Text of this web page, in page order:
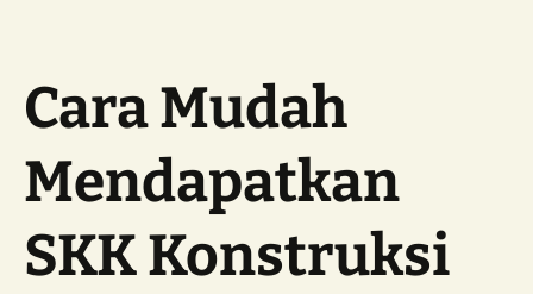
Cara Mudah
Mendapatkan
SKK Konstruksi